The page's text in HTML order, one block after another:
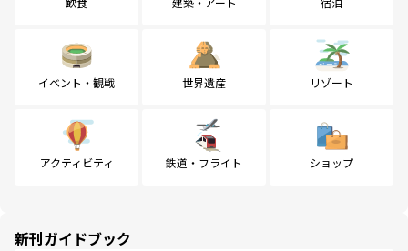
イベント・観戦 世界遺産 リゾート
アクティビティ 鉄道・フライト ショップ
新刊ガイドブック